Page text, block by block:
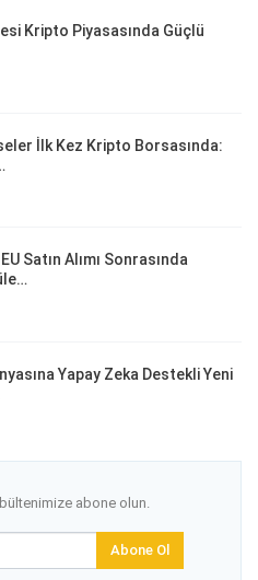
Kripto Piyasasında Güçlü
İlk Kez Kripto Borsasında:
Satın Alımı Sonrasında
Yapay Zeka Destekli Yeni
abone olun.
Abone Ol